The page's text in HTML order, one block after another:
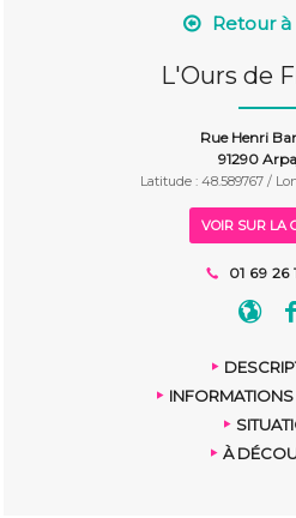
Retour à
L'Ours de
Rue Henri
91290
Latitude : 48.589767 /
VOIR SUR LA
01 69 26
À